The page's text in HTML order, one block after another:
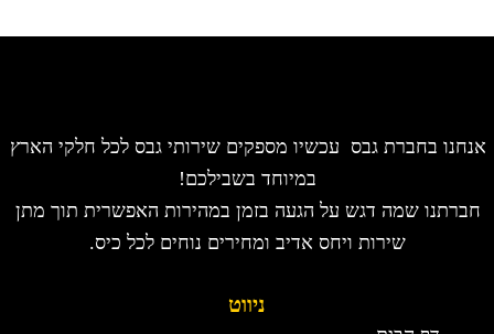
אנחנו בחברת גבס עכשיו מספקים שירותי גבס לכל חלקי הארץ
במיוחד בשבילכם!
חברתנו שמה דגש על הגעה בזמן במהירות האפשרית תוך מתן
שירות ויחס אדיב ומחירים נוחים לכל כיס.
ניווט